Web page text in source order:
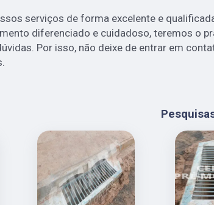
serviços de forma excelente e
diferenciado e cuidadoso, teremos o
Por isso, não deixe de entrar em